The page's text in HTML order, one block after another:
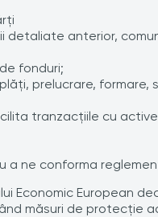
detaliate anterior,
fonduri;
prelucrare, formare,
tranzacţiile cu
ne conforma
Economic European
măsuri de protecţie